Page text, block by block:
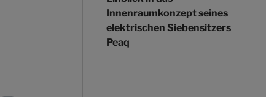
Innenraumkonzept seines
elektrischen Siebensitzers
Peaq